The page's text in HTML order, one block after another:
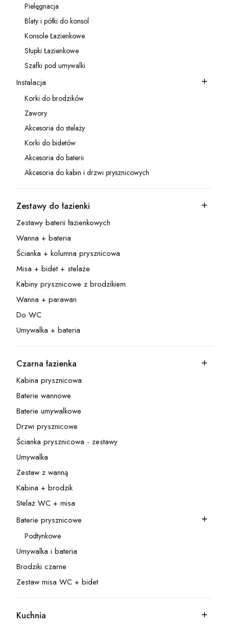
Kategoria - Pielęgnacja
Pielęgnacja
Kategoria - Blaty i półki do konsol
Blaty i półki do konsol
Kategoria - Konsole Łazienkowe
Konsole Łazienkowe
Kategoria - Słupki Łazienkowe
Słupki Łazienkowe
Kategoria - Szafki pod umywalki
Szafki pod umywalki
Kategoria - Instalacja
Instalacja
Kategoria - Korki do brodzików
Korki do brodzików
Kategoria - Zawory
Zawory
Kategoria - Akcesoria do stelaży
Akcesoria do stelaży
Kategoria - Korki do bidetów
Korki do bidetów
Kategoria - Akcesoria do baterii
Akcesoria do baterii
Kategoria - Akcesoria do kabin i drzwi prysznicowych
Akcesoria do kabin i drzwi prysznicowych
Kategoria - Zestawy do łazienki
Zestawy do łazienki
Kategoria - Zestawy baterii łazienkowych
Zestawy baterii łazienkowych
Kategoria - Wanna + bateria
Wanna + bateria
Kategoria - Ścianka + kolumna prysznicowa
Ścianka + kolumna prysznicowa
Kategoria - Misa + bidet + stelaże
Misa + bidet + stelaże
Kategoria - Kabiny prysznicowe z brodzikiem
Kabiny prysznicowe z brodzikiem
Kategoria - Wanna + parawan
Wanna + parawan
Kategoria - Do WC
Do WC
Kategoria - Umywalka + bateria
Umywalka + bateria
Kategoria - Czarna łazienka
Czarna łazienka
Kategoria - Kabina prysznicowa
Kabina prysznicowa
Kategoria - Baterie wannowe
Baterie wannowe
Kategoria - Baterie umywalkowe
Baterie umywalkowe
Kategoria - Drzwi prysznicowe
Drzwi prysznicowe
Kategoria - Ścianka prysznicowa - zestawy
Ścianka prysznicowa - zestawy
Kategoria - Umywalka
Umywalka
Kategoria - Zestaw z wanną
Zestaw z wanną
Kategoria - Kabina + brodzik
Kabina + brodzik
Kategoria - Stelaż WC + misa
Stelaż WC + misa
Kategoria - Baterie prysznicowe
Baterie prysznicowe
Kategoria - Podtynkowe
Podtynkowe
Kategoria - Umywalka i bateria
Umywalka i bateria
Kategoria - Brodziki czarne
Brodziki czarne
Kategoria - Zestaw misa WC + bidet
Zestaw misa WC + bidet
Kategoria - Kuchnia
Kuchnia